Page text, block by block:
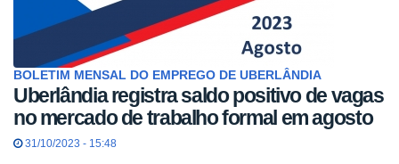
BOLETIM MENSAL DO EMPREGO DE UBERLÂNDIA
Uberlândia registra saldo positivo de vagas
no mercado de trabalho formal em agosto
31/10/2023 - 15:48